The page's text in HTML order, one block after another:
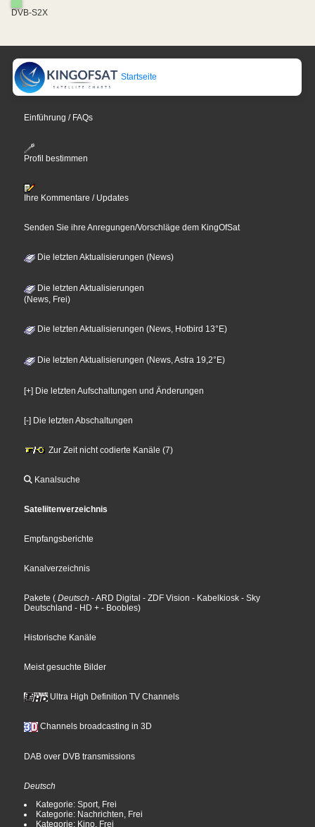
DVB-S2X
Startseite
Einführung / FAQs
Profil bestimmen
Ihre Kommentare / Updates
Senden Sie ihre Anregungen/Vorschläge dem KingOfSat
Die letzten Aktualisierungen (News)
Die letzten Aktualisierungen
(News, Frei)
Die letzten Aktualisierungen (News, Hotbird 13°E)
Die letzten Aktualisierungen (News, Astra 19,2°E)
[+] Die letzten Aufschaltungen und Änderungen
[-] Die letzten Abschaltungen
Zur Zeit nicht codierte Kanäle (7)
Kanalsuche
Sateliitenverzeichnis
Empfangsberichte
Kanalverzeichnis
Pakete ( Deutsch - ARD Digital - ZDF Vision - Kabelkiosk - Sky
Deutschland - HD + - Boobles)
Historische Kanäle
Meist gesuchte Bilder
Ultra High Definition TV Channels
Channels broadcasting in 3D
DAB over DVB transmissions
Deutsch
Kategorie: Sport, Frei
Kategorie: Nachrichten, Frei
Kategorie: Kino, Frei